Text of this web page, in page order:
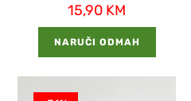
15,90 KM
NARUČI ODMAH